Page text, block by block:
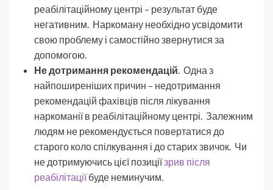
реабілітаційному центрі – результат буде
негативним. Наркоману необхідно усвідомити
свою проблему і самостійно звернутися за
допомогою.
Не дотримання рекомендацій . Одна з
найпоширеніших причин – недотримання
рекомендацій фахівців після лікування
наркоманії в реабілітаційному центрі. Залежним
людям не рекомендується повертатися до
старого коло спілкування і до старих звичок. Чи
не дотримуючись цієї позиціїзрив після
реабілітаціїбуде неминучим.